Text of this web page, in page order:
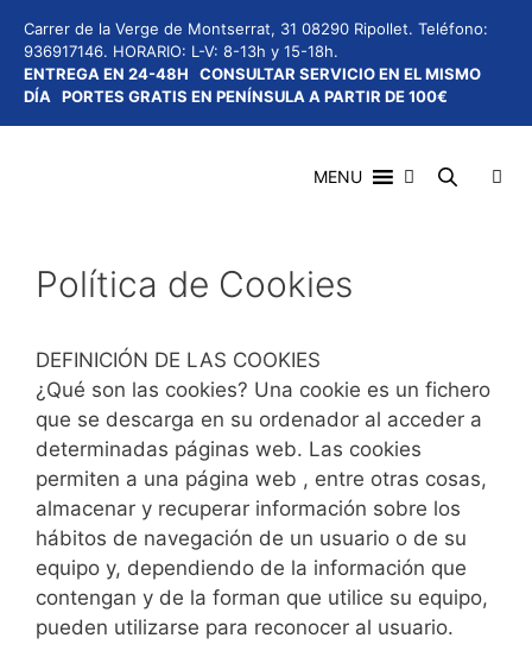
contenido
Carrer de la Verge de Montserrat, 31 08290 Ripollet. Teléfono:
936917146. HORARIO: L-V: 8-13h y 15-18h.
ENTREGA EN 24-48H CONSULTAR SERVICIO EN EL MISMO
DÍA PORTES GRATIS EN PENÍNSULA A PARTIR DE 100€
MENU
Política de Cookies
DEFINICIÓN DE LAS COOKIES
¿Qué son las cookies? Una cookie es un fichero
que se descarga en su ordenador al acceder a
determinadas páginas web. Las cookies
permiten a una página web , entre otras cosas,
almacenar y recuperar información sobre los
hábitos de navegación de un usuario o de su
equipo y, dependiendo de la información que
contengan y de la forman que utilice su equipo,
pueden utilizarse para reconocer al usuario.